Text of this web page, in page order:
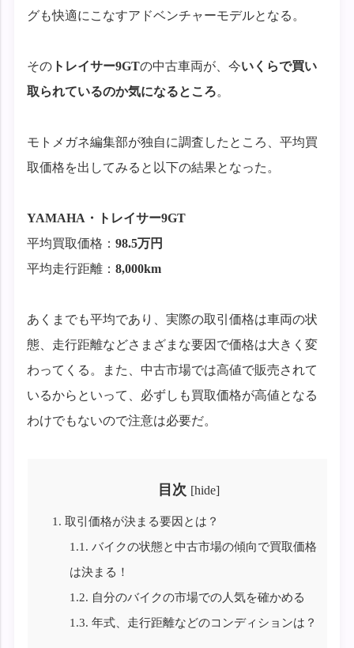
グも快適にこなすアドベンチャーモデルとなる。
その トレイサー9GTの中古車両が、今いくらで買い
取られているのか気になるところ。
モトメガネ編集部が独自に調査したところ、平均買
取価格を出してみると以下の結果となった。
YAMAHA・トレイサー9GT
平均買取価格：98.5万円
平均走行距離：8,000km
あくまでも平均であり、実際の取引価格は車両の状
態、走行距離などさまざまな要因で価格は大きく変
わってくる。また、中古市場では高値で販売されて
いるからといって、必ずしも買取価格が高値となる
わけでもないので注意は必要だ。
目次 [hide]
1. 取引価格が決まる要因とは？
1.1. バイクの状態と中古市場の傾向で買取価格
は決まる！
1.2. 自分のバイクの市場での人気を確かめる
1.3. 年式、走行距離などのコンディションは？